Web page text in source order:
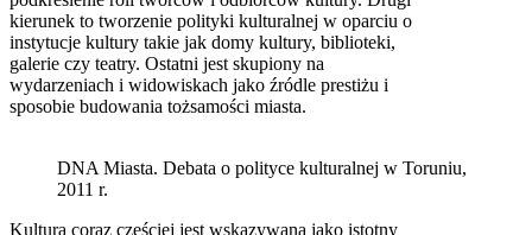
kierunek to tworzenie polityki kulturalnej w oparciu o
instytucje kultury takie jak domy kultury, biblioteki,
galerie czy teatry. Ostatni jest skupiony na
wydarzeniach i widowiskach jako źródle prestiżu i
sposobie budowania tożsamości miasta.
DNA Miasta. Debata o polityce kulturalnej w Toruniu,
2011 r.
Kultura coraz częściej jest wskazywana jako istotny